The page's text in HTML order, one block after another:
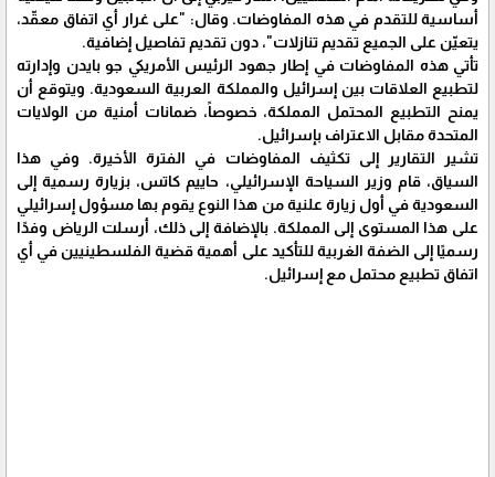
أساسية للتقدم في هذه المفاوضات. وقال: "على غرار أي اتفاق معقّد،
يتعيّن على الجميع تقديم تنازلات"، دون تقديم تفاصيل إضافية.
تأتي هذه المفاوضات في إطار جهود الرئيس الأمريكي جو بايدن وإدارته
لتطبيع العلاقات بين إسرائيل والمملكة العربية السعودية. ويتوقع أن
يمنح التطبيع المحتمل المملكة، خصوصاً، ضمانات أمنية من الولايات
المتحدة مقابل الاعتراف بإسرائيل.
تشير التقارير إلى تكثيف المفاوضات في الفترة الأخيرة. وفي هذا
السياق، قام وزير السياحة الإسرائيلي، حاييم كاتس، بزيارة رسمية إلى
السعودية في أول زيارة علنية من هذا النوع يقوم بها مسؤول إسرائيلي
على هذا المستوى إلى المملكة. بالإضافة إلى ذلك، أرسلت الرياض وفدًا
رسميًا إلى الضفة الغربية للتأكيد على أهمية قضية الفلسطينيين في أي
اتفاق تطبيع محتمل مع إسرائيل.